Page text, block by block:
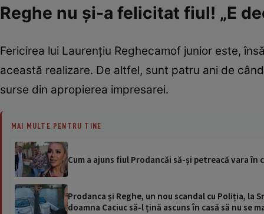
Reghe nu și-a felicitat fiul! „E
Fericirea lui Laurențiu Reghecamof junior este,
această realizare. De altfel, sunt patru ani de
surse din apropierea impresarei.
MAI MULTE PENTRU TINE
Cum a ajuns fiul Prodancăi să-și petreacă vara
Prodanca și Reghe, un nou scandal cu Poliția, la
doamna Caciuc să-l țină ascuns în casă să nu se